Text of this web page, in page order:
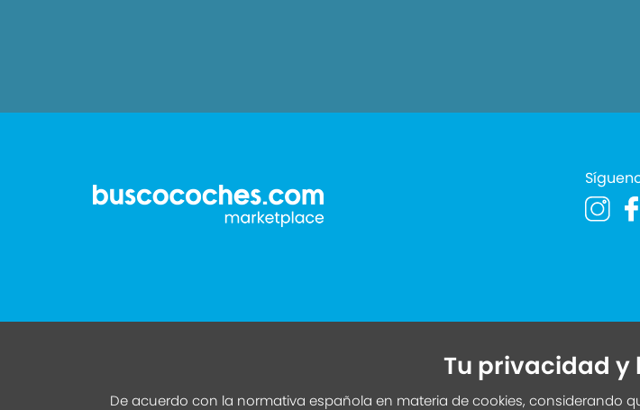
Tu privacidad y
De acuerdo con la normativa española en materia de cookies, considerando